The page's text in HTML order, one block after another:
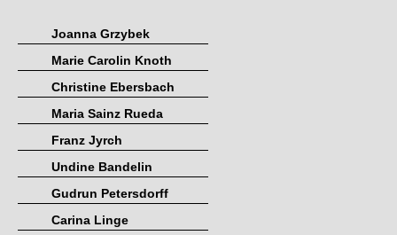
Joanna Grzybek
Marie Carolin Knoth
Christine Ebersbach
Maria Sainz Rueda
Franz Jyrch
Undine Bandelin
Gudrun Petersdorff
Carina Linge